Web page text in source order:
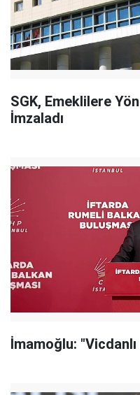
SGK, Emeklilere
İmzaladı
İmamoğlu: